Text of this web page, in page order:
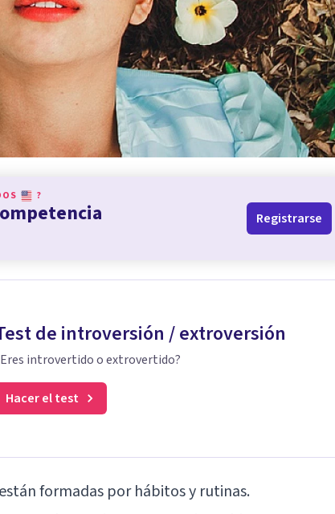
?
Registrarse
de introversión / extroversión
introvertido o extrovertido?
Hacer el test
formadas por hábitos y rutinas.